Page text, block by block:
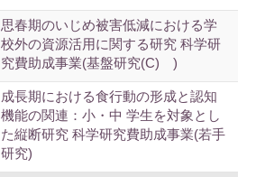
思春期のいじめ被害低減における学
校外の資源活用に関する研究 科学研
究費助成事業(基盤研究(C) )
成長期における食行動の形成と認知
機能の関連：小・中 学生を対象とし
た縦断研究 科学研究費助成事業(若手
研究)